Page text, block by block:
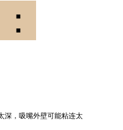
深，吸嘴外壁可能粘连太